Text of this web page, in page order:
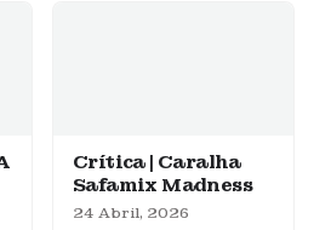
Crítica | Caralha
Safamix Madness
24 Abril, 2026